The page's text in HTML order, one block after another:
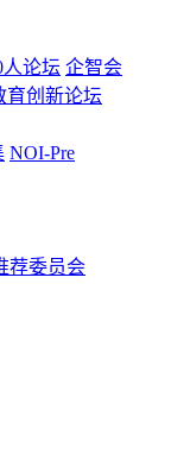
人论坛 企智会
育创新论坛
NOI-Pre
荐委员会